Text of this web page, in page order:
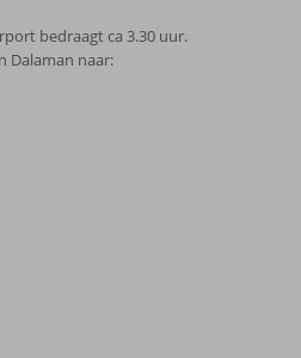
bedraagt ca 3.30 uur.
Dalaman naar: